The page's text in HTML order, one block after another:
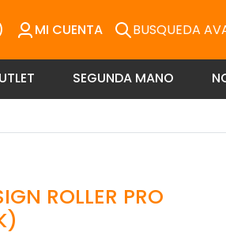
MI CUENTA BUSQUEDA
SEGUNDA MANO
ROLLER PRO